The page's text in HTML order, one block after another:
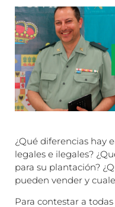
¿Qué diferencias hay
legales e ilegales?
para su plantación?
pueden vender y
Para contestar a